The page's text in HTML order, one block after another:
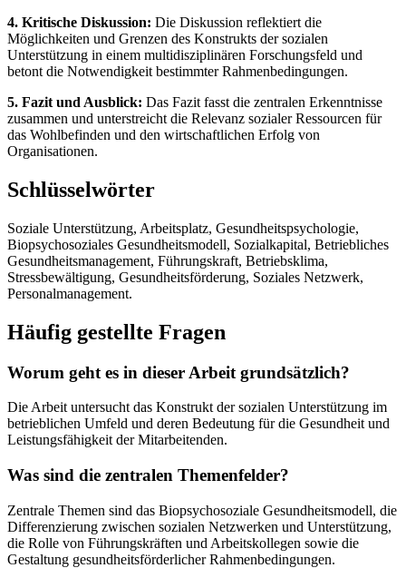
4. Kritische Diskussion: Die Diskussion reflektiert die
Möglichkeiten und Grenzen des Konstrukts der sozialen
Unterstützung in einem multidisziplinären Forschungsfeld und
betont die Notwendigkeit bestimmter Rahmenbedingungen.
5. Fazit und Ausblick: Das Fazit fasst die zentralen Erkenntnisse
zusammen und unterstreicht die Relevanz sozialer Ressourcen für
das Wohlbefinden und den wirtschaftlichen Erfolg von
Organisationen.
Schlüsselwörter
Soziale Unterstützung, Arbeitsplatz, Gesundheitspsychologie,
Biopsychosoziales Gesundheitsmodell, Sozialkapital, Betriebliches
Gesundheitsmanagement, Führungskraft, Betriebsklima,
Stressbewältigung, Gesundheitsförderung, Soziales Netzwerk,
Personalmanagement.
Häufig gestellte Fragen
Worum geht es in dieser Arbeit grundsätzlich?
Die Arbeit untersucht das Konstrukt der sozialen Unterstützung im
betrieblichen Umfeld und deren Bedeutung für die Gesundheit und
Leistungsfähigkeit der Mitarbeitenden.
Was sind die zentralen Themenfelder?
Zentrale Themen sind das Biopsychosoziale Gesundheitsmodell, die
Differenzierung zwischen sozialen Netzwerken und Unterstützung,
die Rolle von Führungskräften und Arbeitskollegen sowie die
Gestaltung gesundheitsförderlicher Rahmenbedingungen.